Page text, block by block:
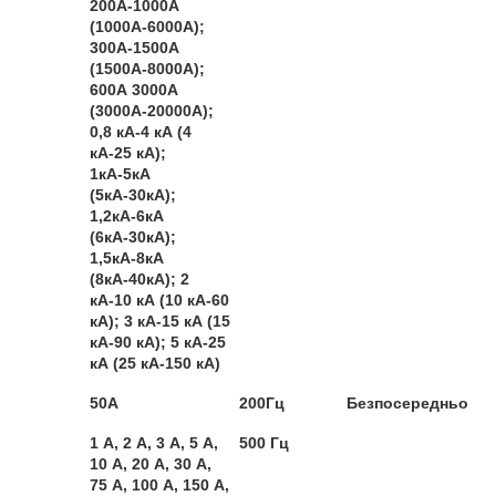
200А-1000А
(1000А-6000А);
300А-1500А
(1500А-8000А);
600А 3000А
(3000А-20000А);
0,8 кА-4 кА (4
кА-25 кА);
1кА-5кА
(5кА-30кА);
1,2кА-6кА
(6кА-30кА);
1,5кА-8кА
(8кА-40кА); 2
кА-10 кА (10 кА-60
кА); 3 кА-15 кА (15
кА-90 кА); 5 кА-25
кА (25 кА-150 кА)
50А 200Гц Безпосередньо
1 А, 2 А, 3 А, 5 А,
10 А, 20 А, 30 А,
75 А, 100 А, 150 А,
500 Гц